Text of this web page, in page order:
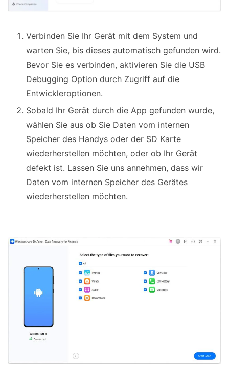
Verbinden Sie Ihr Gerät mit dem System und
warten Sie, bis dieses automatisch gefunden wird.
Bevor Sie es verbinden, aktivieren Sie die USB
Debugging Option durch Zugriff auf die
Entwickleroptionen.
Sobald Ihr Gerät durch die App gefunden wurde,
wählen Sie aus ob Sie Daten vom internen
Speicher des Handys oder der SD Karte
wiederherstellen möchten, oder ob Ihr Gerät
defekt ist. Lassen Sie uns annehmen, dass wir
Daten vom internen Speicher des Gerätes
wiederherstellen möchten.